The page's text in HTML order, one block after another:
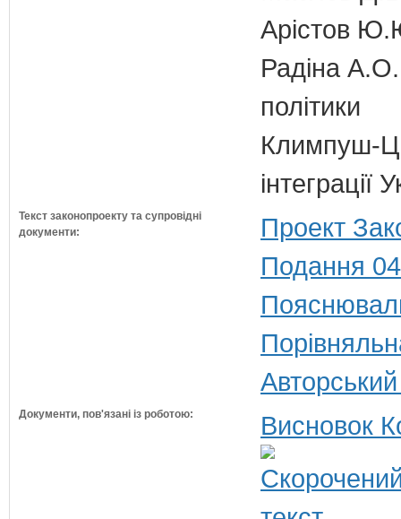
Арістов
Радіна А.О.
політики
Климпуш-
Текст законопроекту та супровідні
документи:
Проект
Подання
Документи, пов'язані із роботою: Висновок